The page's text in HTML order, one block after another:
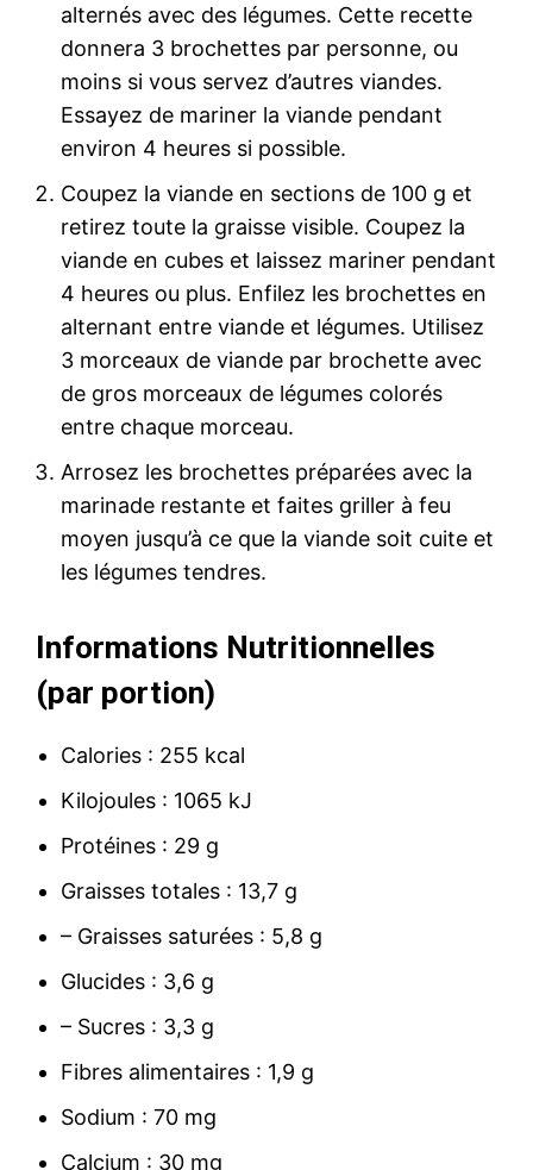
alternés avec des légumes. Cette recette
donnera 3 brochettes par personne, ou
moins si vous servez d’autres viandes.
Essayez de mariner la viande pendant
environ 4 heures si possible.
Coupez la viande en sections de 100 g et
retirez toute la graisse visible. Coupez la
viande en cubes et laissez mariner pendant
4 heures ou plus. Enfilez les brochettes en
alternant entre viande et légumes. Utilisez
3 morceaux de viande par brochette avec
de gros morceaux de légumes colorés
entre chaque morceau.
Arrosez les brochettes préparées avec la
marinade restante et faites griller à feu
moyen jusqu’à ce que la viande soit cuite et
les légumes tendres.
Informations Nutritionnelles
(par portion)
Calories : 255 kcal
Kilojoules : 1065 kJ
Protéines : 29 g
Graisses totales : 13,7 g
– Graisses saturées : 5,8 g
Glucides : 3,6 g
– Sucres : 3,3 g
Fibres alimentaires : 1,9 g
Sodium : 70 mg
Calcium : 30 mg